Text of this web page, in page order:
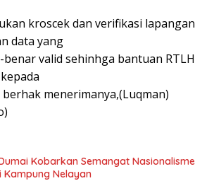
kroscek dan verifikasi lapangan
data yang
valid sehinhga bantuan RTLH
menerimanya,(Luqman)
Kobarkan Semangat Nasionalisme
Kampung Nelayan